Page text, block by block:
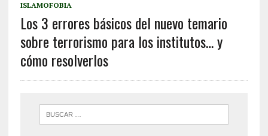
ISLAMOFOBIA
Los 3 errores básicos del nuevo temario
sobre terrorismo para los institutos… y
cómo resolverlos